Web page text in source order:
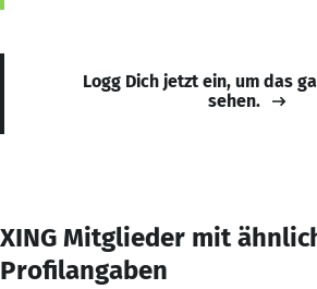
Logg Dich jetzt ein, um das
sehen.
XING Mitglieder mit
Profilangaben